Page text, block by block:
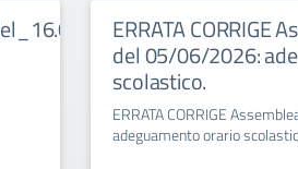
ERRATA CORRIGE
del 05/06/2026:
scolastico.
ERRATA CORRIGE
adeguamento orario